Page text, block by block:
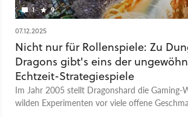
1 9
07.12.2025
Nicht nur für Rollenspiele: Zu
Dragons gibt's eins der
Echtzeit-Strategiespiele
Im Jahr 2005 stellt Dragonshard die Gaming-
wilden Experimenten vor viele offene